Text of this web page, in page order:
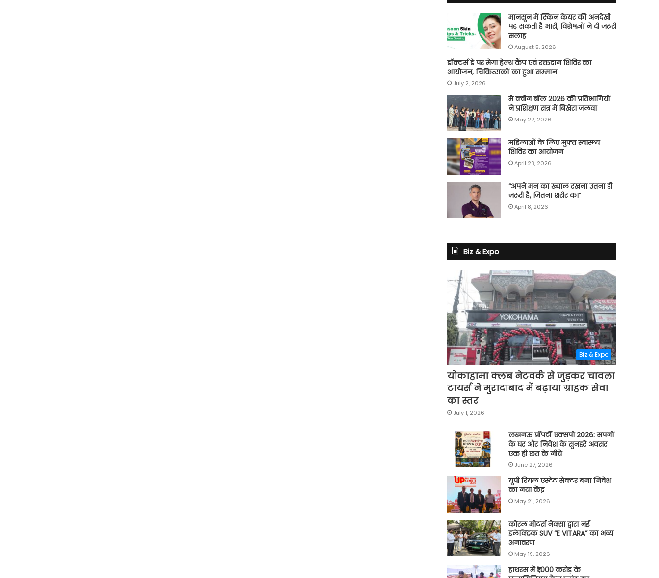
मानसून में स्किन केयर की अनदेखी
पड़ सकती है भारी, विशेषज्ञों ने दी जरूरी
सलाह
August 5, 2026
डॉक्टर्स डे पर मेगा हेल्थ कैंप एवं रक्तदान शिविर का
आयोजन, चिकित्सकों का हुआ सम्मान
July 2, 2026
मे क्वीन बॉल 2026 की प्रतिभागियों
ने प्रशिक्षण सत्र में बिखेरा जलवा
May 22, 2026
महिलाओं के लिए मुफ्त स्वास्थ्य
शिविर का आयोजन
April 28, 2026
“अपने मन का ख्याल रखना उतना ही
ज़रूरी है, जितना शरीर का”
April 8, 2026
Biz & Expo
Biz & Expo
योकाहामा क्लब नेटवर्क से जुड़कर चावला
टायर्स ने मुरादाबाद में बढ़ाया ग्राहक सेवा
का स्तर
July 1, 2026
लखनऊ प्रॉपर्टी एक्सपो 2026: सपनों
के घर और निवेश के सुनहरे अवसर
एक ही छत के नीचे
June 27, 2026
यूपी रियल एस्टेट सेक्टर बना निवेश
का नया केंद्र
May 21, 2026
कोरल मोटर्स नेक्सा द्वारा नई
इलेक्ट्रिक SUV “E VITARA” का भव्य
अनावरण
May 19, 2026
हाथरस में ₹1,000 करोड़ के